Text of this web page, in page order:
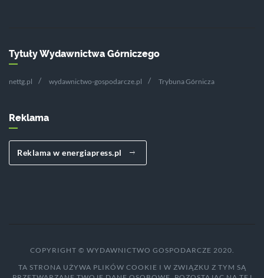
Tytuły Wydawnictwa Górniczego
nettg.pl wydawnictwo-gospodarcze.pl Trybuna Górnicza
Reklama
Reklama w energiapress.pl
COPYRIGHT © WYDAWNICTWO GOSPODARCZE 2020.
TA STRONA UŻYWA PLIKÓW COOKIE I W ZWIĄZKU Z TYM SĄ